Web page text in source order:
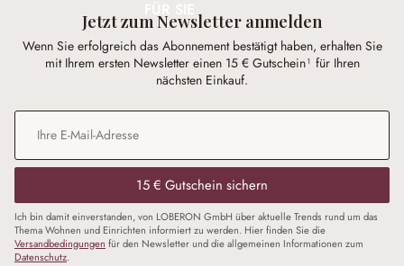
Jetzt zum Newsletter anmelden
Wenn Sie erfolgreich das Abonnement bestätigt haben, erhalten Sie
mit Ihrem ersten Newsletter einen 15 € Gutschein¹ für Ihren
nächsten Einkauf.
E-Mail-Adresse
15 € Gutschein sichern
Ich bin damit einverstanden, von LOBERON GmbH über aktuelle Trends rund um das
Thema Wohnen und Einrichten informiert zu werden. Hier finden Sie die
Versandbedingungen für den Newsletter und die allgemeinen Informationen zum
Datenschutz.